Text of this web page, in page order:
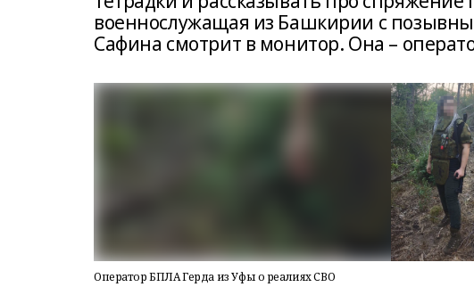
военнослужащая из Башкирии с
Сафина смотрит в монитор. Она –
Оператор БПЛА Герда из Уфы о реалиях СВО